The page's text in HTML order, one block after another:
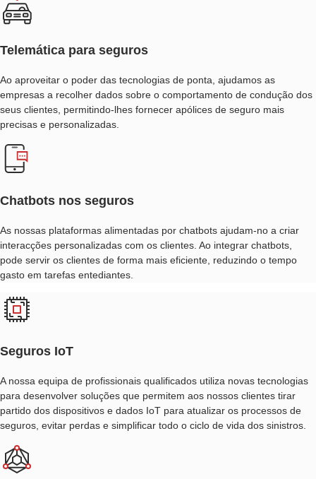
CONFORMIDADE
DE
SEGUROS
ERP
DE
CRM
SEGUROS
ANÁLISE
DE
DADOS
SEGUROS
Telemática para seguros
Ao aproveitar o poder das tecnologias de ponta, ajudamos as
empresas a recolher dados sobre o comportamento de condução dos
seus clientes, permitindo-lhes fornecer apólices de seguro mais
precisas e personalizadas.
Chatbots nos seguros
As nossas plataformas alimentadas por chatbots ajudam-no a criar
interacções personalizadas com os clientes. Ao integrar chatbots,
pode servir os clientes de forma mais eficiente, reduzindo o tempo
gasto em tarefas entediantes.
Seguros IoT
A nossa equipa de profissionais qualificados utiliza novas tecnologias
para desenvolver soluções que permitem aos nossos clientes tirar
partido dos dispositivos e dados IoT para atualizar os processos de
seguros, evitar perdas e simplificar todo o ciclo de vida dos sinistros.